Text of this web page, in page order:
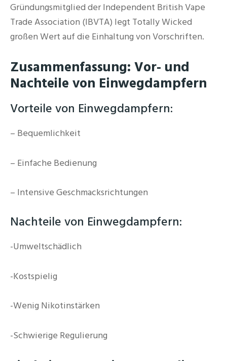
Gründungsmitglied der Independent British Vape
Trade Association (IBVTA) legt Totally Wicked
großen Wert auf die Einhaltung von Vorschriften.
Zusammenfassung: Vor- und
Nachteile von Einwegdampfern
Vorteile von Einwegdampfern:
– Bequemlichkeit
– Einfache Bedienung
– Intensive Geschmacksrichtungen
Nachteile von Einwegdampfern:
-Umweltschädlich
-Kostspielig
-Wenig Nikotinstärken
-Schwierige Regulierung